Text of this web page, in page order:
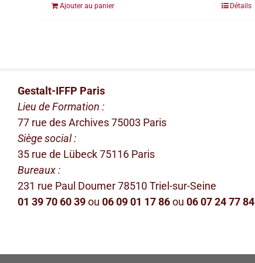
Ajouter au panier Détails
Gestalt-IFFP Paris
Lieu de Formation :
77 rue des Archives 75003 Paris
Siège social :
35 rue de Lübeck 75116 Paris
Bureaux :
231 rue Paul Doumer 78510 Triel-sur-Seine
01 39 70 60 39ou 06 09 01 17 86ou 06 07 24 77 84